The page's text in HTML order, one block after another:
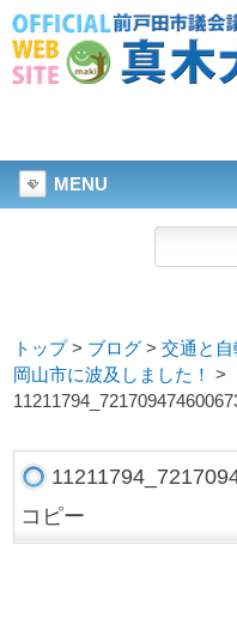
MENU
トップ> ブログ >交通と
岡山市に波及しました！
>
コピー